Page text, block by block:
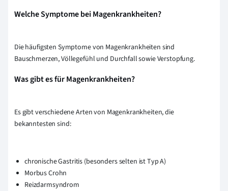
Welche Symptome bei Magenkrankheiten?
Die häufigsten Symptome von Magenkrankheiten sind
Bauschmerzen, Völlegefühl und Durchfall sowie Verstopfung.
Was gibt es für Magenkrankheiten?
Es gibt verschiedene Arten von Magenkrankheiten, die
bekanntesten sind:
chronische Gastritis (besonders selten ist Typ A)
Morbus Crohn
Reizdarmsyndrom